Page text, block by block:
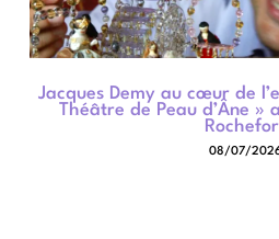
Jacques Demy au cœur de
Théâtre de Peau d’Âne »
08/07/